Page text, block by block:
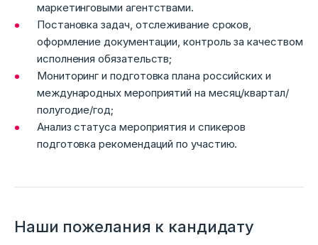
маркетинговыми агентствами.
Постановка задач, отслеживание сроков,
оформление документации, контроль за качеством
исполнения обязательств;
Мониторинг и подготовка плана российских и
международных мероприятий на месяц/квартал/
полугодие/год;
Анализ статуса мероприятия и спикеров
подготовка рекомендаций по участию.
Наши пожелания к кандидату